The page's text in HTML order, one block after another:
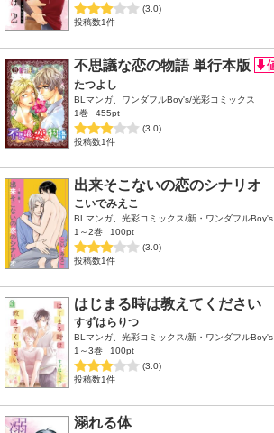
(3.0)
投稿数1件
不思議な恋の物語 単行本版
たつよし
BLマンガ、ワンダフルBoy's/光彩コミックス
1巻
455pt
(3.0)
投稿数1件
出来そこないの恋のシナリオ
こいでみえこ
BLマンガ、光彩コミックス/新・ワンダフルBoy's
1～2巻
100pt
(3.0)
投稿数1件
はじまる時は教えてください
すずはらりつ
BLマンガ、光彩コミックス/新・ワンダフルBoy's
1～3巻
100pt
(3.0)
投稿数1件
溺れる体